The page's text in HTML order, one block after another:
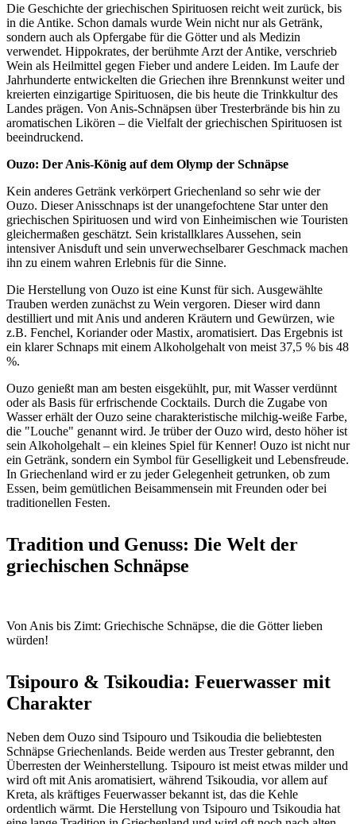
Die Geschichte der griechischen Spirituosen reicht weit zurück, bis
in die Antike. Schon damals wurde Wein nicht nur als Getränk,
sondern auch als Opfergabe für die Götter und als Medizin
verwendet. Hippokrates, der berühmte Arzt der Antike, verschrieb
Wein als Heilmittel gegen Fieber und andere Leiden. Im Laufe der
Jahrhunderte entwickelten die Griechen ihre Brennkunst weiter und
kreierten einzigartige Spirituosen, die bis heute die Trinkkultur des
Landes prägen. Von Anis-Schnäpsen über Tresterbrände bis hin zu
aromatischen Likören – die Vielfalt der griechischen Spirituosen ist
beeindruckend.
Ouzo: Der Anis-König auf dem Olymp der Schnäpse
Kein anderes Getränk verkörpert Griechenland so sehr wie der
Ouzo. Dieser Anisschnaps ist der unangefochtene Star unter den
griechischen Spirituosen und wird von Einheimischen wie Touristen
gleichermaßen geschätzt. Sein kristallklares Aussehen, sein
intensiver Anisduft und sein unverwechselbarer Geschmack machen
ihn zu einem wahren Erlebnis für die Sinne.
Die Herstellung von Ouzo ist eine Kunst für sich. Ausgewählte
Trauben werden zunächst zu Wein vergoren. Dieser wird dann
destilliert und mit Anis und anderen Kräutern und Gewürzen, wie
z.B. Fenchel, Koriander oder Mastix, aromatisiert. Das Ergebnis ist
ein klarer Schnaps mit einem Alkoholgehalt von meist 37,5 % bis 48
%.
Ouzo genießt man am besten eisgekühlt, pur, mit Wasser verdünnt
oder als Basis für erfrischende Cocktails. Durch die Zugabe von
Wasser erhält der Ouzo seine charakteristische milchig-weiße Farbe,
die "Louche" genannt wird. Je trüber der Ouzo wird, desto höher ist
sein Alkoholgehalt – ein kleines Spiel für Kenner! Ouzo ist nicht nur
ein Getränk, sondern ein Symbol für Geselligkeit und Lebensfreude.
In Griechenland wird er zu jeder Gelegenheit getrunken, ob zum
Essen, beim gemütlichen Beisammensein mit Freunden oder bei
traditionellen Festen.
Tradition und Genuss: Die Welt der
griechischen Schnäpse
Von Anis bis Zimt: Griechische Schnäpse, die die Götter lieben
würden!
Tsipouro & Tsikoudia: Feuerwasser mit
Charakter
Neben dem Ouzo sind Tsipouro und Tsikoudia die beliebtesten
Schnäpse Griechenlands. Beide werden aus Trester gebrannt, den
Überresten der Weinherstellung. Tsipouro ist meist etwas milder und
wird oft mit Anis aromatisiert, während Tsikoudia, vor allem auf
Kreta, als kräftiges Feuerwasser bekannt ist, das die Kehle
ordentlich wärmt. Die Herstellung von Tsipouro und Tsikoudia hat